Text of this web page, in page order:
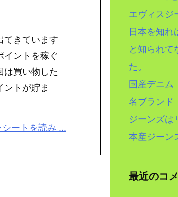
てきています
イントを稼ぐ
は買い物した
トが貯ま
シートを読み ...
エヴィスジ
日本を知れ
と知られて
た。
国産デニ
名ブランド
ジーンズは
本産ジーン
最近のコ